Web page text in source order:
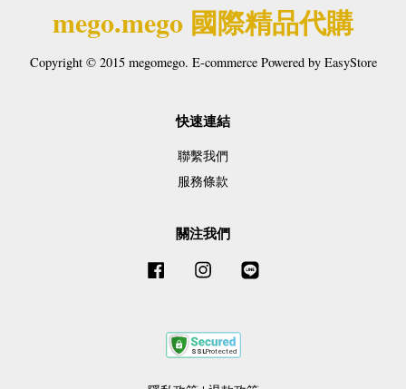
mego.mego 國際精品代購
Copyright © 2015 megomego. E-commerce Powered by EasyStore
快速連結
聯繫我們
服務條款
關注我們
Facebook Instagram